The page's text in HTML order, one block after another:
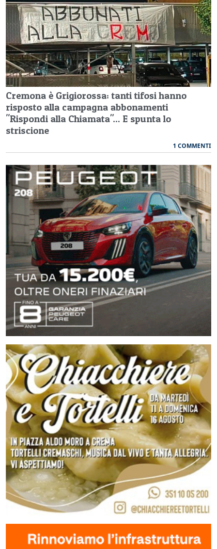
Cremona è Grigiorossa: tanti tifosi hanno
risposto alla campagna abbonamenti
"Rispondi alla Chiamata"... E spunta lo
striscione
1 COMMENTI